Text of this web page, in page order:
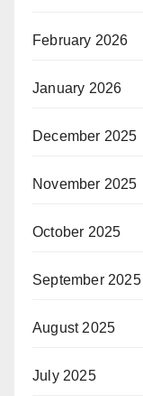
February 2026
January 2026
December 2025
November 2025
October 2025
September 2025
August 2025
July 2025